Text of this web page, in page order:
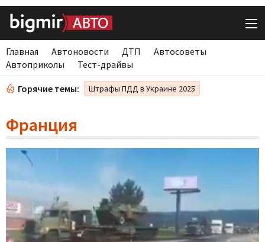
Главная Автоновости ДТП
Автосоветы
Автоприколы
Тест-драйвы
Горячие темы: Штрафы ПДД в Украине 2025
Франция